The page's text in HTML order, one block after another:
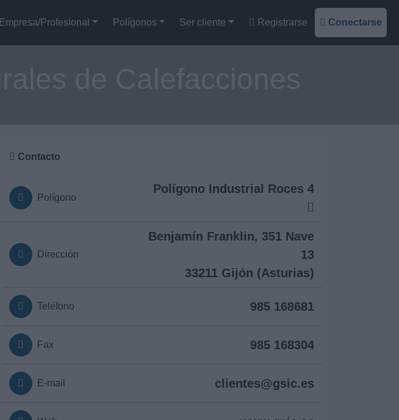
Empresa/Profesional Polígonos Ser cliente Registrarse Conectarse
Contacto
Polígono
Polígono Industrial Roces 4
Dirección
Benjamín Franklin, 351 Nave
13
33211 Gijón (Asturias)
Teléfono 985 168681
Fax 985 168304
E-mail clientes@gsic.es